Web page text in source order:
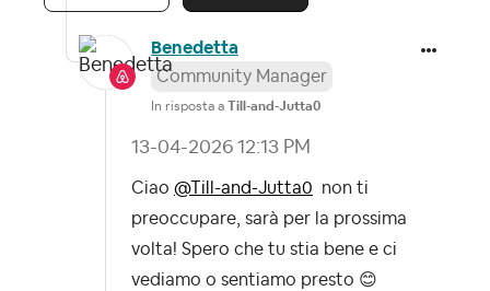
Benedetta
Community Manager
In risposta a Till-and-Jutta0
‎13-04-2026 12:13 PM
Ciao @Till-and-Jutta0 non ti
preoccupare, sarà per la prossima
volta! Spero che tu stia bene e ci
vediamo o sentiamo presto 😊